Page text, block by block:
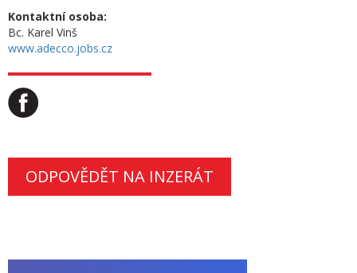
Kontaktní osoba:
Bc. Karel Vinš
www.adecco.jobs.cz
ODPOVĚDĚT NA INZERÁT